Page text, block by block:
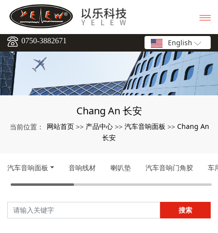
0750-3882671 English
Chang An 长安
当前位置： 网站首页 >> 产品中心 >> 汽车音响面板 >> Chang An
长安
汽车音响面板 音响线材 喇叭垫 汽车音响门角胶 车
搜索